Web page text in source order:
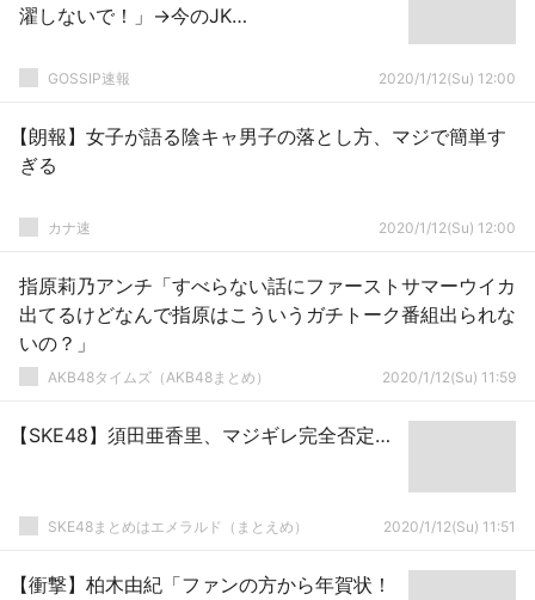
濯しないで！」→今のJK…
GOSSIP速報 2020/1/12(Su) 12:00
【朗報】女子が語る陰キャ男子の落とし方、マジで簡単す
ぎる
カナ速 2020/1/12(Su) 12:00
指原莉乃アンチ「すべらない話にファーストサマーウイカ
出てるけどなんで指原はこういうガチトーク番組出られな
いの？」
AKB48タイムズ（AKB48まとめ） 2020/1/12(Su) 11:59
【SKE48】須田亜香里、マジギレ完全否定…
SKE48まとめはエメラルド（まとえめ） 2020/1/12(Su) 11:51
【衝撃】柏木由紀「ファンの方から年賀状！